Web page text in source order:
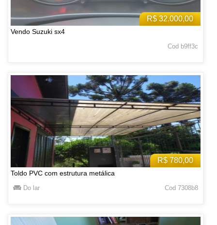
R$ 32.000,00
Vendo Suzuki sx4
Cod b9ff3c
R$ 780,00
Toldo PVC com estrutura metálica
Do lar Cod 7308b8